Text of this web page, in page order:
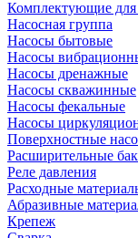
Комплектующие для
Насосная группа
Насосы бытовые
Насосы
Насосы дренажные
Насосы скважинные
Насосы фекальные
Насосы
Поверхностные
Расширительные
Реле давления
Расходные
Абразивные
Крепеж